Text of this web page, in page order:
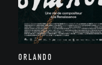
ORLANDO